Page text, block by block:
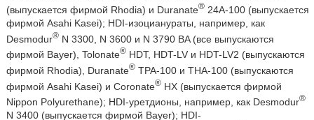
(выпускается фирмой Rhodia) и Duranate®24A-100 (выпускается
фирмой Asahi Kasei); HDI-изоцианураты, например, как
Desmodur®N 3300, N 3600 и N 3790 BA (все выпускаются
фирмой Bayer), Tolonate®HDT, HDT-LV и HDT-LV2 (выпускаются
фирмой Rhodia), Duranate®TPA-100 и THA-100 (выпускаются
фирмой Asahi Kasei) и Coronate®HX (выпускается фирмой
Nippon Polyurethane); HDI-уретдионы, например, как Desmodur®
N 3400 (выпускается фирмой Bayer); HDI-